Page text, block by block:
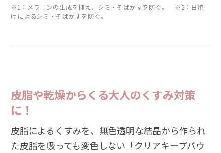
※1：メラニンの生成を抑え、シミ・そばかすを防ぐ。 ※2：日焼
けによるシミ・そばかすを防ぐ。
皮脂や乾燥からくる大人のくすみ対策
に！
皮脂によるくすみを、無色透明な結晶から作られ
た皮脂を吸っても変色しない「クリアキープパウ